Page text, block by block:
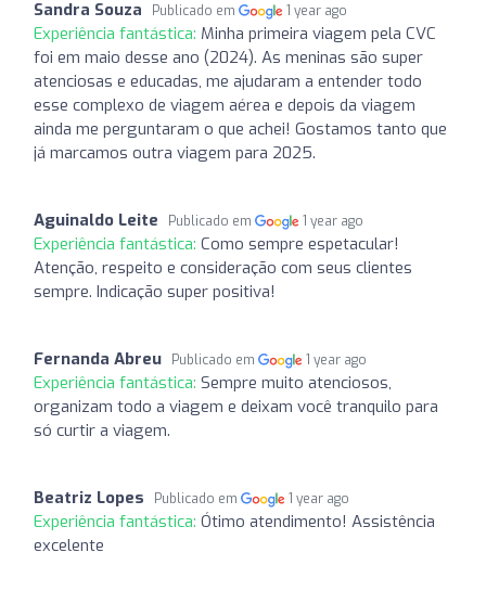
Sandra Souza Publicado em 1 year ago
Experiência fantástica: Minha primeira viagem pela CVC
foi em maio desse ano (2024). As meninas são super
atenciosas e educadas, me ajudaram a entender todo
esse complexo de viagem aérea e depois da viagem
ainda me perguntaram o que achei! Gostamos tanto que
já marcamos outra viagem para 2025.
Aguinaldo Leite Publicado em 1 year ago
Experiência fantástica: Como sempre espetacular!
Atenção, respeito e consideração com seus clientes
sempre. Indicação super positiva!
Fernanda Abreu Publicado em 1 year ago
Experiência fantástica: Sempre muito atenciosos,
organizam todo a viagem e deixam você tranquilo para
só curtir a viagem.
Beatriz Lopes Publicado em 1 year ago
Experiência fantástica: Ótimo atendimento! Assistência
excelente